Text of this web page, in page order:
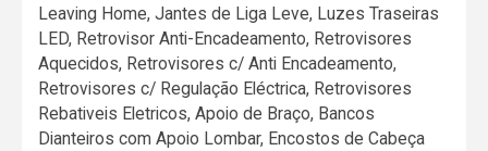
Leaving Home, Jantes de Liga Leve, Luzes Traseiras
LED, Retrovisor Anti-Encadeamento, Retrovisores
Aquecidos, Retrovisores c/ Anti Encadeamento,
Retrovisores c/ Regulação Eléctrica, Retrovisores
Rebativeis Eletricos, Apoio de Braço, Bancos
Dianteiros com Apoio Lombar, Encostos de Cabeça